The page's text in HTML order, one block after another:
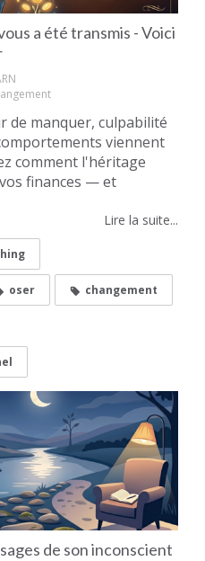
a été transmis - Voici
de manquer, culpabilité
viennent
comment l'héritage
finances — et
Lire la suite...
oser changement
de son inconscient